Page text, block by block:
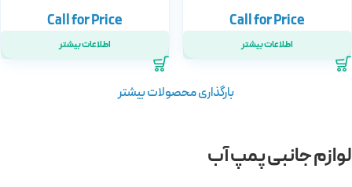
اطلاعات بیشتر اطلاعات بیشتر
بارگذاری محصولات بیشتر
لوازم جانبی پمپ آب